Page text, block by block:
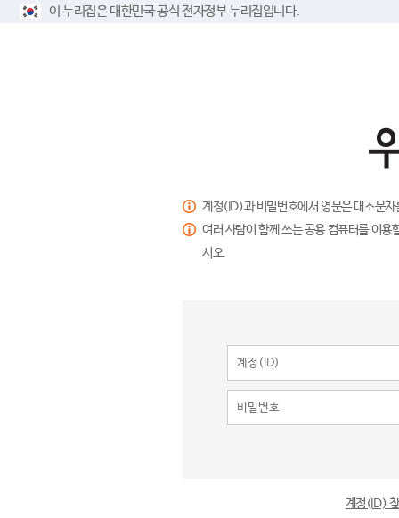
이 누리집은 대한민국 공식 전자정부 누리집입니다.
계정(ID)과 비밀번호에서 영문은 대소문
여러 사람이 함께 쓰는 공용 컴퓨터를 이
시오.
계정(ID)